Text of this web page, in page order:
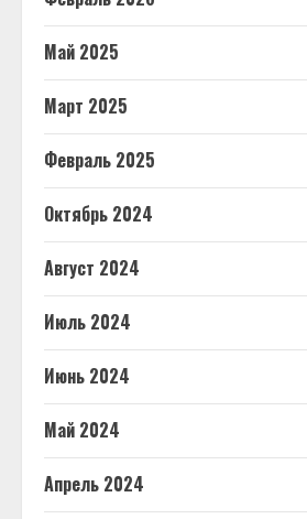
Май 2025
Март 2025
Февраль 2025
Октябрь 2024
Август 2024
Июль 2024
Июнь 2024
Май 2024
Апрель 2024